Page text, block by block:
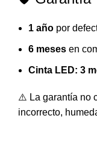
1 año por
6 meses en
Cinta LED: 3
⚠️ La garantía no
incorrecto,